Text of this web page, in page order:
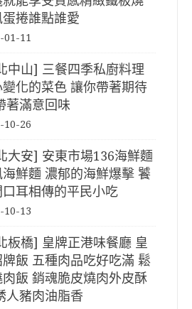
捲誰點誰愛
01-11
中山] 三餐四季私廚料理
化的菜色 讓你帶著期待
著滿意回味
10-26
大安] 安東市場136海鮮麵
鮮麵 濃郁的海鮮爆擊 饕
口耳相傳的平民小吃
10-13
板橋] 皇牌正港味餐廳 皇
牌飯 五種肉品吃好吃滿 鬆
飯 銷魂脆皮燒肉外皮酥
人豬肉油脂香